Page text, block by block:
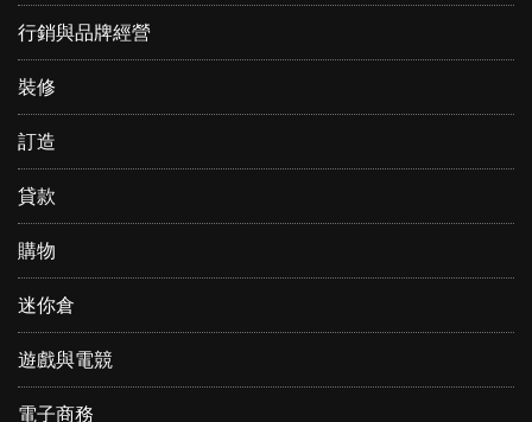
行銷與品牌經營
裝修
訂造
貸款
購物
迷你倉
遊戲與電競
電子商務